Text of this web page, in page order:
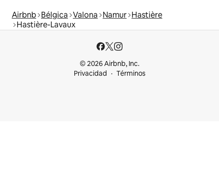
Airbnb Bélgica Valona Namur Hastière
Hastière-Lavaux
© 2026 Airbnb, Inc.
Privacidad
Términos